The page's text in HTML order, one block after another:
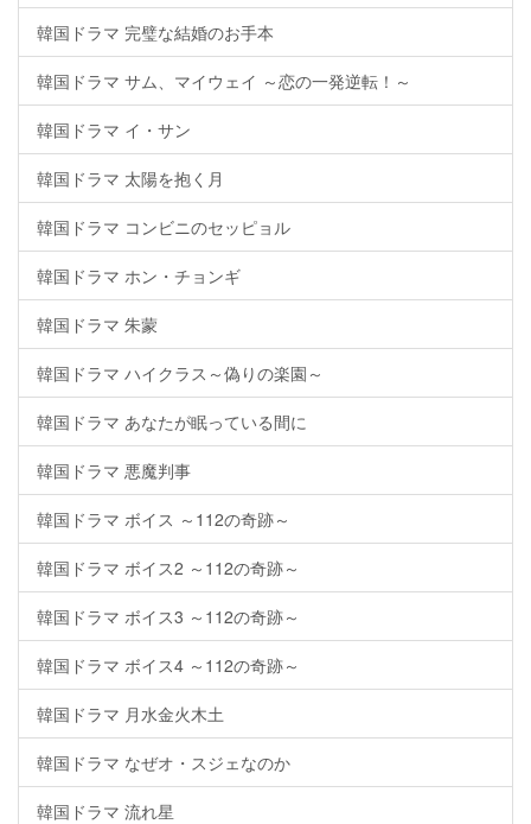
韓国ドラマ 完璧な結婚のお手本
韓国ドラマ サム、マイウェイ ～恋の一発逆転！～
韓国ドラマ イ・サン
韓国ドラマ 太陽を抱く月
韓国ドラマ コンビニのセッピョル
韓国ドラマ ホン・チョンギ
韓国ドラマ 朱蒙
韓国ドラマ ハイクラス～偽りの楽園～
韓国ドラマ あなたが眠っている間に
韓国ドラマ 悪魔判事
韓国ドラマ ボイス ～112の奇跡～
韓国ドラマ ボイス2 ～112の奇跡～
韓国ドラマ ボイス3 ～112の奇跡～
韓国ドラマ ボイス4 ～112の奇跡～
韓国ドラマ 月水金火木土
韓国ドラマ なぜオ・スジェなのか
韓国ドラマ 流れ星